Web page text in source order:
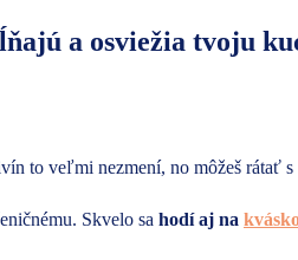
a osviežia tvoju
to veľmi nezmení, no môžeš rátať
Skvelo sa hodí aj na